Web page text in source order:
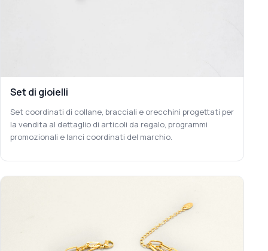
Set di gioielli
Set coordinati di collane, bracciali e orecchini progettati per
la vendita al dettaglio di articoli da regalo, programmi
promozionali e lanci coordinati del marchio.